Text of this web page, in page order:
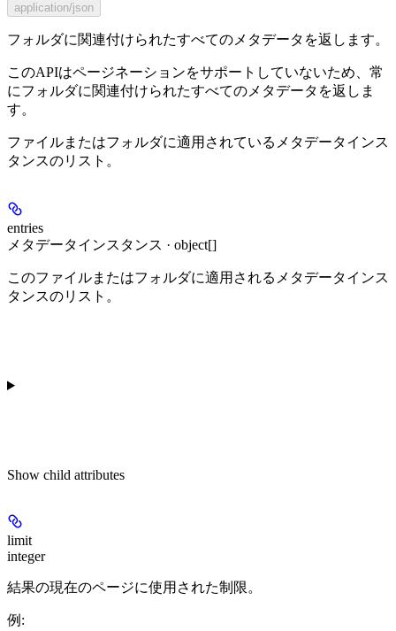
application/json
フォルダに関連付けられたすべてのメタデータを返します。
このAPIはページネーションをサポートしていないため、常
にフォルダに関連付けられたすべてのメタデータを返しま
す。
ファイルまたはフォルダに適用されているメタデータインス
タンスのリスト。
entries
メタデータインスタンス · object[]
このファイルまたはフォルダに適用されるメタデータインス
タンスのリスト。
Show child attributes
limit
integer
結果の現在のページに使用された制限。
例 :